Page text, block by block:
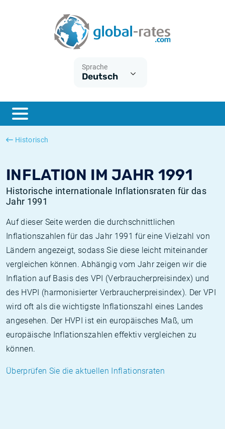
Sprache
Deutsch
Historisch
INFLATION IM JAHR 1991
Historische internationale Inflationsraten für das
Jahr 1991
Auf dieser Seite werden die durchschnittlichen
Inflationszahlen für das Jahr 1991 für eine Vielzahl von
Ländern angezeigt, sodass Sie diese leicht miteinander
vergleichen können. Abhängig vom Jahr zeigen wir die
Inflation auf Basis des VPI (Verbraucherpreisindex) und
des HVPI (harmonisierter Verbraucherpreisindex). Der VPI
wird oft als die wichtigste Inflationszahl eines Landes
angesehen. Der HVPI ist ein europäisches Maß, um
europäische Inflationszahlen effektiv vergleichen zu
können.
Überprüfen Sie die aktuellen Inflationsraten
ESTER
SONIA
Was ist die VPI-Inflation?
Was ist die HVPI-Inflation?
Deutsche inflation
Europäische inflation
Historische Euribor-Sätze
Historische ESTER-Sätze
Historische SOFR-Sätze
Historische SONIA-Sätze
Inflationsrechner